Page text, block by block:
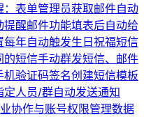
：表单管理员获取邮件自动
提醒邮件功能填表后自动给
每年自动触发生日祝福短信
的短信手动群发短信、邮件
机验证码签名创建短信模板
定人员/群自动发送通知
协作与账号权限管理数据